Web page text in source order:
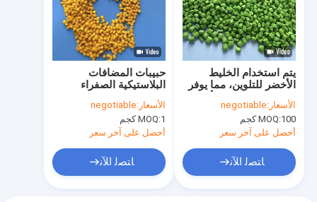
حبيبات المضافات
البلاستيكية الصفراء
محتوى الصباغات بنسبة
30٪ لتطبيقات صب
الحقن HDPE LDPE
الأسعار:negotiable
MOQ:1 كجم
أحصل على آخر سعر
ﺎﺘﺼﻟ ﺍﻶﻧ
يتم استخدام الخليط
الأخضر للتلوين، مما يوفر
لونًا حيويًا وطويل الأمد.
الأسعار:negotiable
MOQ:100 كجم
أحصل على آخر سعر
ﺎﺘﺼﻟ ﺍﻶﻧ